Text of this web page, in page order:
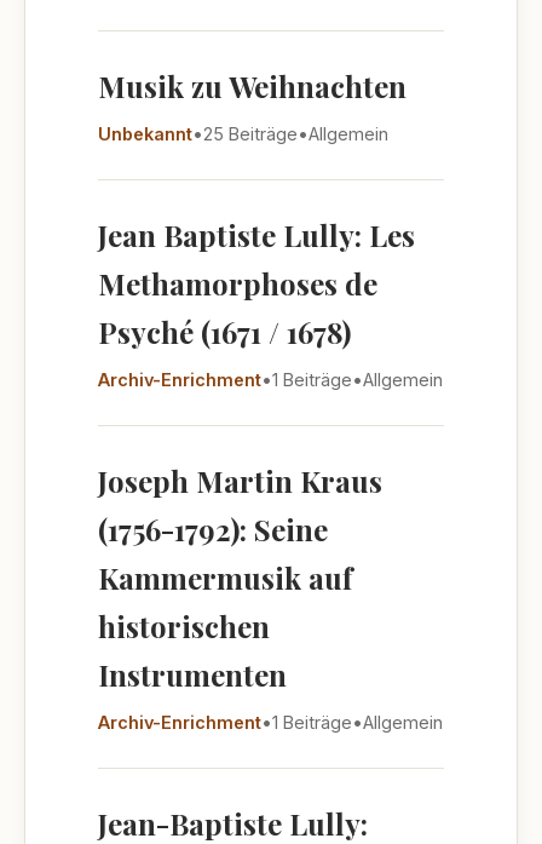
Musik zu Weihnachten
Unbekannt•25 Beiträge•Allgemein
Jean Baptiste Lully: Les
Methamorphoses de
Psyché (1671 / 1678)
Archiv-Enrichment•1 Beiträge•Allgemein
Joseph Martin Kraus
(1756-1792): Seine
Kammermusik auf
historischen
Instrumenten
Archiv-Enrichment•1 Beiträge•Allgemein
Jean-Baptiste Lully: